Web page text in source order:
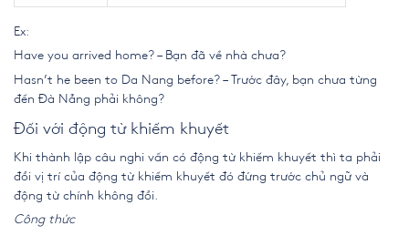
Ex:
Have you arrived home? – Bạn đã về nhà chưa?
Hasn’t he been to Da Nang before? – Trước đây, bạn chưa từng
đến Đà Nẵng phải không?
Đối với động từ khiếm khuyết
Khi thành lập câu nghi vấn có động từ khiếm khuyết thì ta phải
đổi vị trí của động từ khiếm khuyết đó đứng trước chủ ngữ và
động từ chính không đổi.
Công thức